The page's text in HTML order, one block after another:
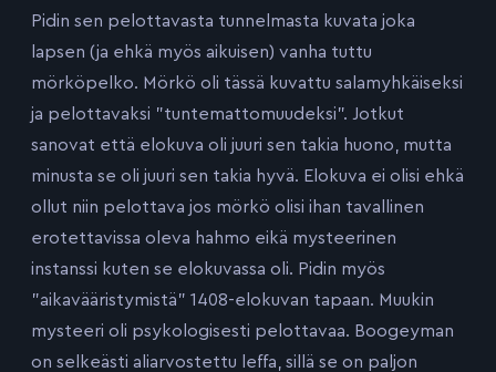
Pidin sen pelottavasta tunnelmasta kuvata joka
lapsen (ja ehkä myös aikuisen) vanha tuttu
mörköpelko. Mörkö oli tässä kuvattu salamyhkäiseksi
ja pelottavaksi ”tuntemattomuudeksi”. Jotkut
sanovat että elokuva oli juuri sen takia huono, mutta
minusta se oli juuri sen takia hyvä. Elokuva ei olisi ehkä
ollut niin pelottava jos mörkö olisi ihan tavallinen
erotettavissa oleva hahmo eikä mysteerinen
instanssi kuten se elokuvassa oli. Pidin myös
”aikavääristymistä” 1408-elokuvan tapaan. Muukin
mysteeri oli psykologisesti pelottavaa. Boogeyman
on selkeästi aliarvostettu leffa, sillä se on paljon